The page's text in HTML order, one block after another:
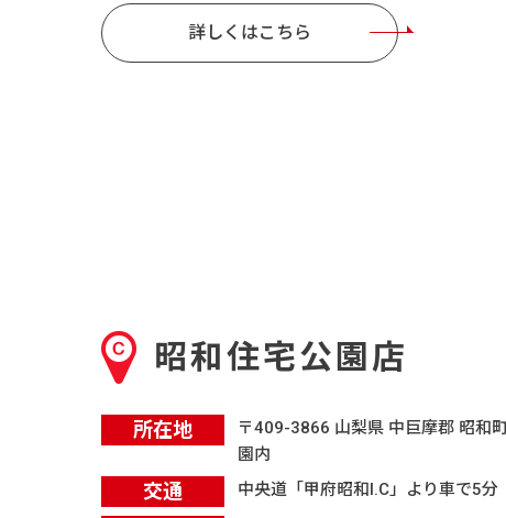
詳しくはこちら
昭和住宅公園店
所在地
〒409-3866 山梨県 中巨摩郡 昭和
園内
交通 中央道「甲府昭和I.C」より車で5